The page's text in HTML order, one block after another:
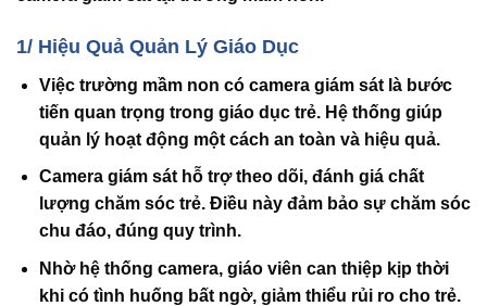
1/ Hiệu Quả Quản Lý Giáo Dục
Việc trường mầm non có camera giám sátlà bước
tiến quan trọng trong giáo dục trẻ. Hệ thống giúp
quản lý hoạt động một cách an toàn và hiệu quả.
Camera giám sát hỗ trợ theo dõi, đánh giá chất
lượng chăm sóc trẻ. Điều này đảm bảo sự chăm sóc
chu đáo, đúng quy trình.
Nhờ hệ thống camera, giáo viên can thiệp kịp thời
khi có tình huống bất ngờ, giảm thiểu rủi ro cho trẻ.